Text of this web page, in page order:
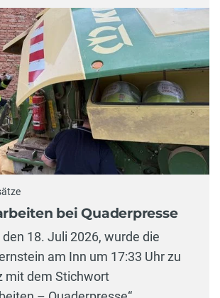
bei Quaderpresse
18. Juli 2026, wurde die
am Inn um 17:33 Uhr zu
mit dem Stichwort